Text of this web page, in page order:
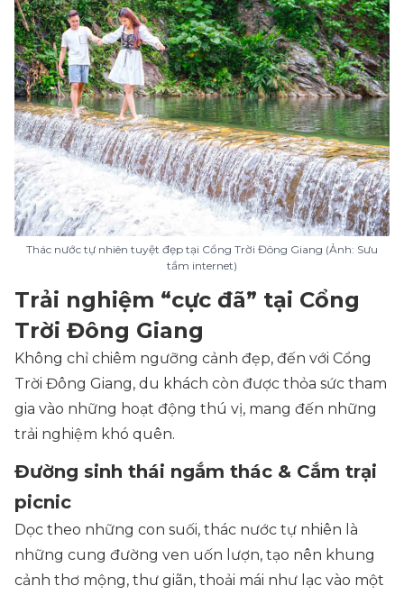
Thác nước tự nhiên tuyệt đẹp tại Cổng Trời Đông Giang (Ảnh: Sưu
tầm internet)
Trải nghiệm “cực đã” tại Cổng
Trời Đông Giang
Không chỉ chiêm ngưỡng cảnh đẹp, đến với Cổng
Trời Đông Giang, du khách còn được thỏa sức tham
gia vào những hoạt động thú vị, mang đến những
trải nghiệm khó quên.
Đường sinh thái ngắm thác & Cắm trại
picnic
Dọc theo những con suối, thác nước tự nhiên là
những cung đường ven uốn lượn, tạo nên khung
cảnh thơ mộng, thư giãn, thoải mái như lạc vào một